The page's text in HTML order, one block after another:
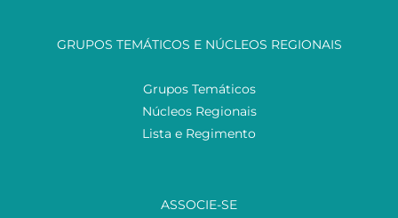
GRUPOS TEMÁTICOS E NÚCLEOS REGIONAIS
Grupos Temáticos
Núcleos Regionais
Lista e Regimento
ASSOCIE-SE